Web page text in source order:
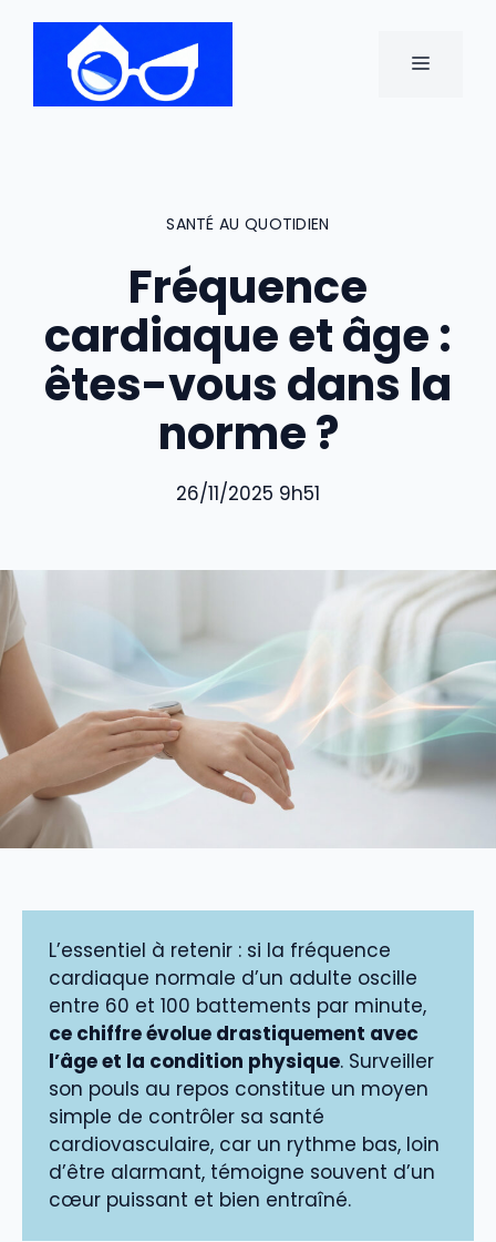
contenu
MENU
SANTÉ AU QUOTIDIEN
Fréquence
cardiaque et âge :
êtes-vous dans la
norme ?
26/11/2025 9h51
L’essentiel à retenir : si la fréquence
cardiaque normale d’un adulte oscille
entre 60 et 100 battements par minute,
ce chiffre évolue drastiquement avec
l’âge et la condition physique. Surveiller
son pouls au repos constitue un moyen
simple de contrôler sa santé
cardiovasculaire, car un rythme bas, loin
d’être alarmant, témoigne souvent d’un
cœur puissant et bien entraîné.